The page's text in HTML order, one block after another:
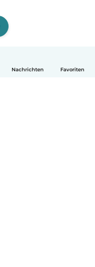
Nachrichten Favoriten